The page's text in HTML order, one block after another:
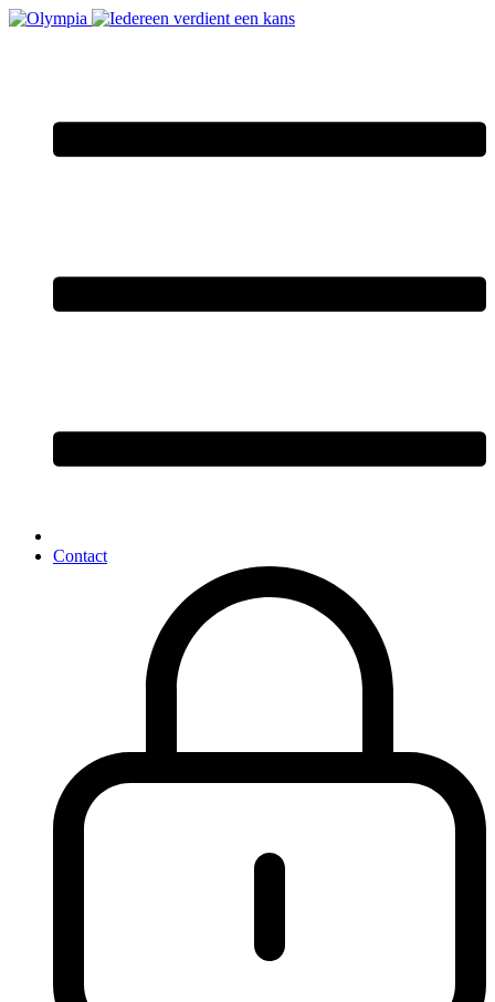
Contact